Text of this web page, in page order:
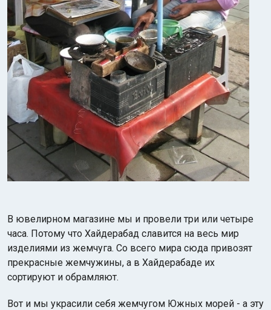
В ювелирном магазине мы и провели три или четыре
часа. Потому что Хайдерабад славится на весь мир
изделиями из жемчуга. Со всего мира сюда привозят
прекрасные жемчужины, а в Хайдерабаде их
сортируют и обрамляют.
Вот и мы украсили себя жемчугом Южных морей - а эту